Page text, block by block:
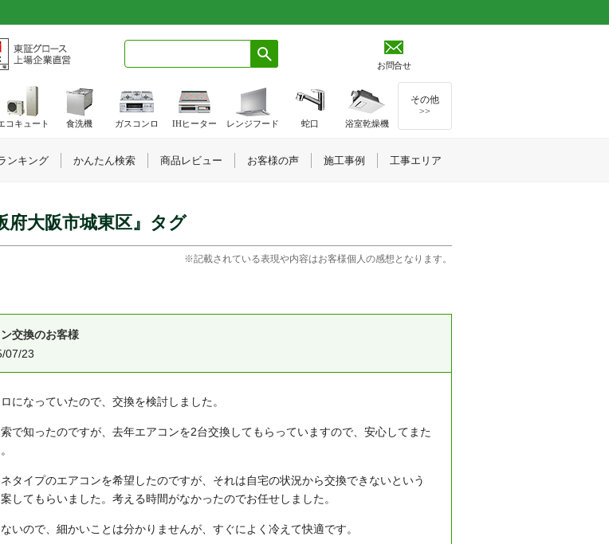
お問合せ
府大阪市城東区』タグ
※記載されている表現や内容はお客様個人の感想となります。
交換のお客様
07/23
になっていたので、交換を検討しました。
で知ったのですが、去年エアコンを2台交換してもらっていますので、安心してまた
タイプのエアコンを希望したのですが、それは自宅の状況から交換できないという
してもらいました。考える時間がなかったのでお任せしました。
いので、細かいことは分かりませんが、すぐによく冷えて快適です。
コキュート 食洗機 ガスコンロ IHヒーター レンジフード 蛇口 浴室乾燥機
その他
>>
ンキング かんたん検索 商品レビュー お客様の声 施工事例 工事エリア